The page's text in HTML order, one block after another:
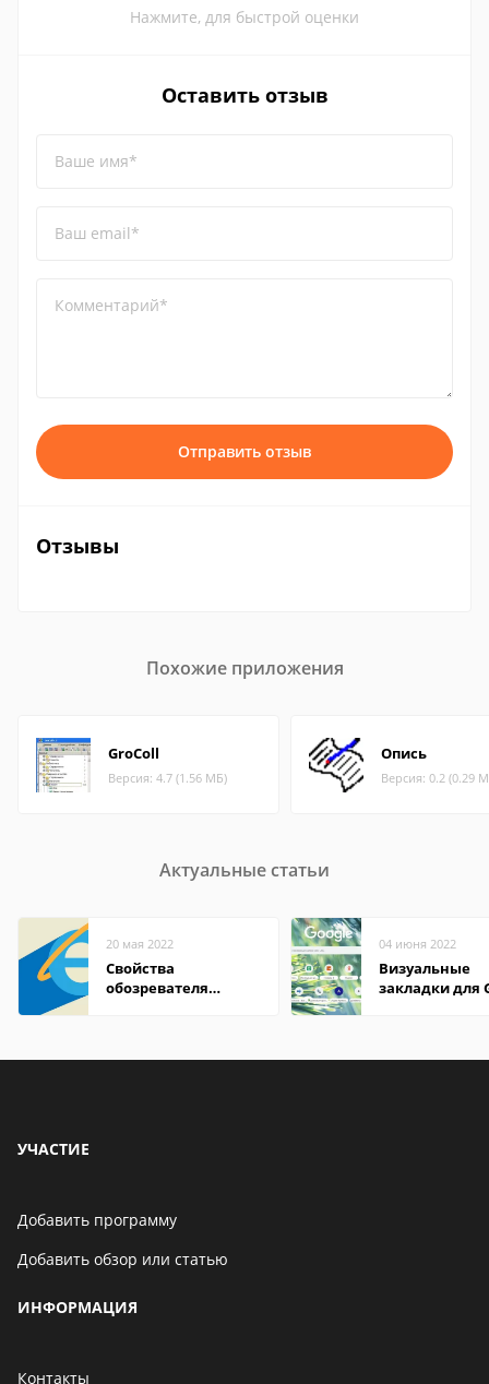
Нажмите, для быстрой оценки
Оставить отзыв
Ваше имя*
Ваш email*
Комментарий*
Отправить отзыв
Отзывы
Похожие приложения
GroColl
Версия: 4.7 (1.56 МБ)
Опись
Версия: 0.2 (0.29
Актуальные статьи
20 мая 2022
Свойства
обозревателя
04 июня 2022
Визуальные
закладки для
УЧАСТИЕ
Добавить программу
Добавить обзор или статью
ИНФОРМАЦИЯ
Контакты